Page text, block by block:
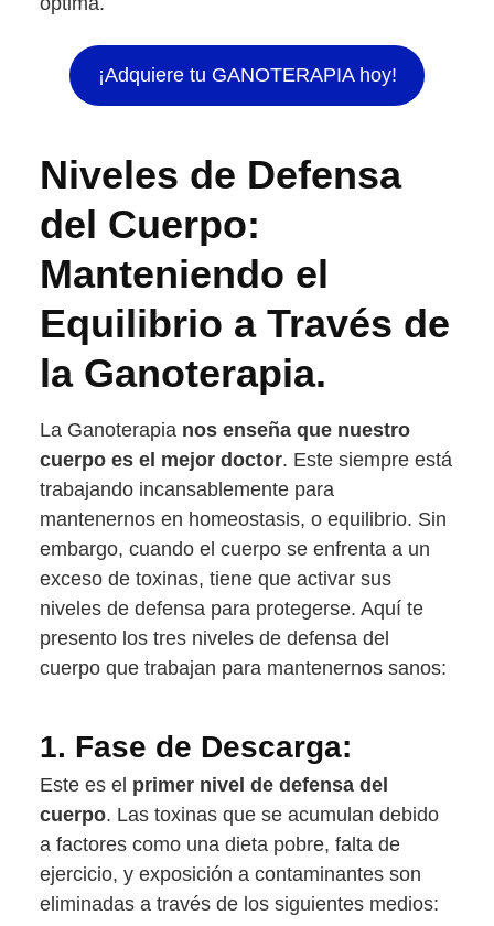
¡Adquiere tu GANOTERAPIA hoy!
Niveles de Defensa
del Cuerpo:
Manteniendo el
Equilibrio a Través de
la Ganoterapia.
La Ganoterapia nos enseña que nuestro
cuerpo es el mejor doctor. Este siempre está
trabajando incansablemente para
mantenernos en homeostasis, o equilibrio. Sin
embargo, cuando el cuerpo se enfrenta a un
exceso de toxinas, tiene que activar sus
niveles de defensa para protegerse. Aquí te
presento los tres niveles de defensa del
cuerpo que trabajan para mantenernos sanos:
1. Fase de Descarga:
Este es el primer nivel de defensa del
cuerpo. Las toxinas que se acumulan debido
a factores como una dieta pobre, falta de
ejercicio, y exposición a contaminantes son
eliminadas a través de los siguientes medios: